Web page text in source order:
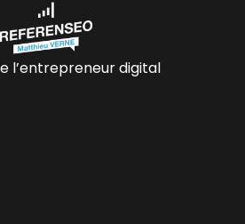
l’entrepreneur digital